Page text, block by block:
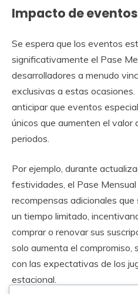
Impacto de
Se espera que los eventos
significativamente el Pase
desarrolladores a menudo
exclusivas a estas
anticipar que eventos
únicos que aumenten el valor
periodos.
Por ejemplo, durante
festividades, el Pase
recompensas adicionales
un tiempo limitado,
comprar o renovar sus
solo aumenta el compromiso,
con las expectativas de los
estacional.